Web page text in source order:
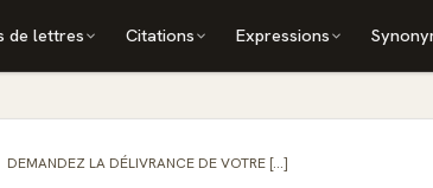
de lettres Citations Expressions
DEMANDEZ LA DÉLIVRANCE DE VOTRE [...]